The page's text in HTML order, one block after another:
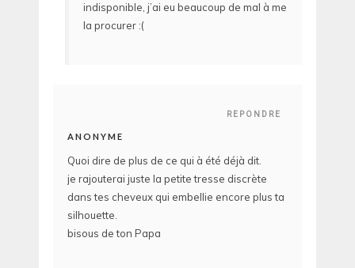
indisponible, j’ai eu beaucoup de mal à me
la procurer :(
REPONDRE
ANONYME
Quoi dire de plus de ce qui à été déjà dit.
je rajouterai juste la petite tresse discrète
dans tes cheveux qui embellie encore plus ta
silhouette.
bisous de ton Papa